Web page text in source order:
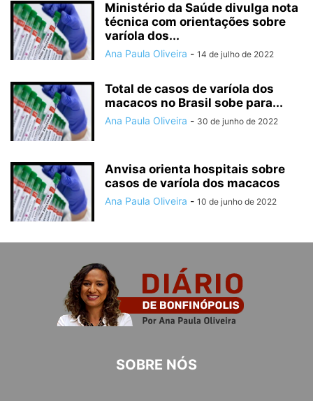
Ministério da Saúde divulga nota
técnica com orientações sobre
varíola dos...
Ana Paula Oliveira - 14 de julho de 2022
Total de casos de varíola dos
macacos no Brasil sobe para...
Ana Paula Oliveira - 30 de junho de 2022
Anvisa orienta hospitais sobre
casos de varíola dos macacos
Ana Paula Oliveira - 10 de junho de 2022
SOBRE NÓS